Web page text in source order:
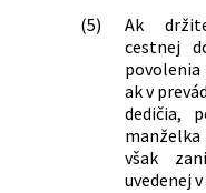
(5)
Ak
cestnej
ak v
dedičia,
však
uvedenej